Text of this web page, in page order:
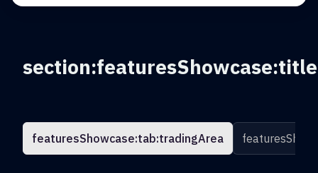
section:featuresShowcase:title
featuresShowcase:tab:tradingArea